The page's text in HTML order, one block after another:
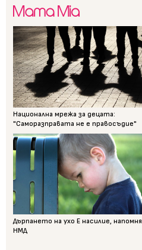
Национална мрежа за децата:
"Саморазправата не е правосъдие"
Дърпането на ухо Е насилие, напомня
НМД